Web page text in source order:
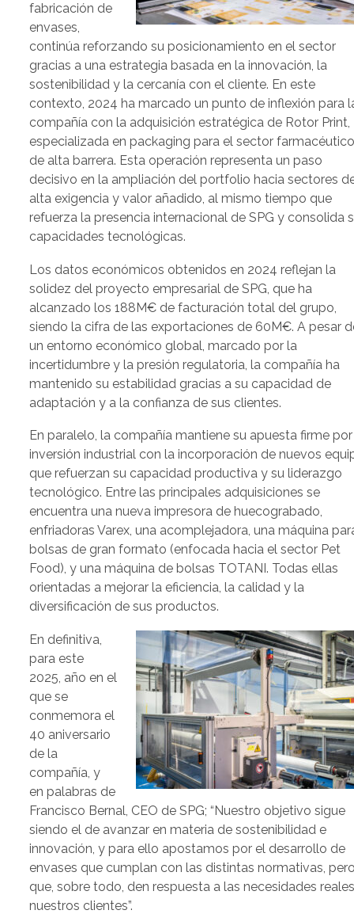
fabricación de
envases,
continúa reforzando su posicionamiento en el sector
gracias a una estrategia basada en la innovación, la
sostenibilidad y la cercanía con el cliente. En este
contexto, 2024 ha marcado un punto de inflexión para
compañía con la adquisición estratégica de Rotor Print,
especializada en packaging para el sector
de alta barrera. Esta operación representa un paso
decisivo en la ampliación del portfolio hacia sectores
alta exigencia y valor añadido, al mismo tiempo que
refuerza la presencia internacional de SPG y consolida
capacidades tecnológicas.
Los datos económicos obtenidos en 2024 reflejan la
solidez del proyecto empresarial de SPG, que ha
alcanzado los 188M€ de facturación total del grupo,
siendo la cifra de las exportaciones de 60M€. A pesar
un entorno económico global, marcado por la
incertidumbre y la presión regulatoria, la compañía ha
mantenido su estabilidad gracias a su capacidad de
adaptación y a la confianza de sus clientes.
En paralelo, la compañía mantiene su apuesta firme
inversión industrial con la incorporación de nuevos
que refuerzan su capacidad productiva y su liderazgo
tecnológico. Entre las principales adquisiciones se
encuentra una nueva impresora de huecograbado,
enfriadoras Varex, una acomplejadora, una máquina
bolsas de gran formato (enfocada hacia el sector Pet
Food), y una máquina de bolsas TOTANI. Todas ellas
orientadas a mejorar la eficiencia, la calidad y la
diversificación de sus productos.
En definitiva,
para este
2025, año en el
que se
conmemora el
40 aniversario
de la
compañía, y
en palabras de
Francisco Bernal, CEO de SPG; “Nuestro objetivo sigue
siendo el de avanzar en materia de sostenibilidad e
innovación, y para ello apostamos por el desarrollo de
envases que cumplan con las distintas normativas,
que, sobre todo, den respuesta a las necesidades
nuestros clientes”.